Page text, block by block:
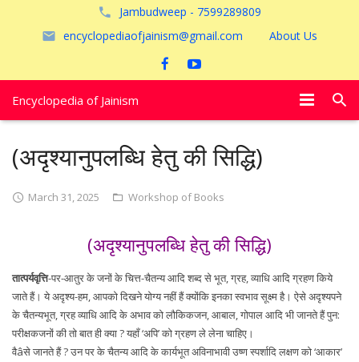
Jambudweep - 7599289809
encyclopediaofjainism@gmail.com
About Us
Encyclopedia of Jainism
पूजायें
(अदृश्यानुपलब्धि हेतु की सिद्धि)
March 31, 2025 Workshop of Books
(अदृश्यानुपलब्धि हेतु की सिद्धि)
तात्पर्यवृत्ति-पर-आतुर के जनों के चित्त-चैतन्य आदि शब्द से भूत, ग्रह, व्याधि आदि ग्रहण किये
जाते हैं। ये अदृश्य-हम, आपको दिखने योग्य नहीं हैं क्योंकि इनका स्वभाव सूक्ष्म है। ऐसे अदृश्यपने
के चैतन्यभूत, ग्रह व्याधि आदि के अभाव को लौकिकजन, आबाल, गोपाल आदि भी जानते हैं पुन:
परीक्षकजनों की तो बात ही क्या ? यहाँ ‘अपि’ को ग्रहण ले लेना चाहिए।
वैâसे जानते हैं ? उन पर के चैतन्य आदि के कार्यभूत अविनाभावी उष्ण स्पर्शादि लक्षण को ‘आकार’